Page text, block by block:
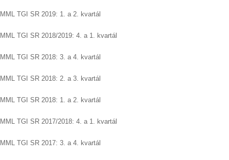
MML TGI SR 2019: 1. a 2. kvartál
MML TGI SR 2018/2019: 4. a 1. kvartál
MML TGI SR 2018: 3. a 4. kvartál
MML TGI SR 2018: 2. a 3. kvartál
MML TGI SR 2018: 1. a 2. kvartál
MML TGI SR 2017/2018: 4. a 1. kvartál
MML TGI SR 2017: 3. a 4. kvartál